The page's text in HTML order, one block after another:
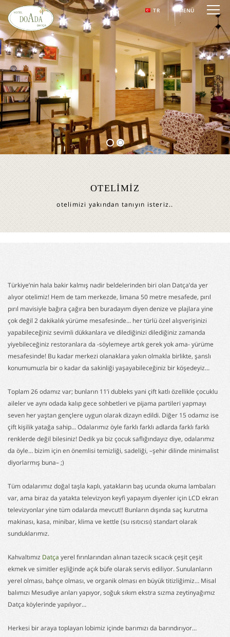
MENÜ
TR
OTELIMIZ
otelimizi yakından tanıyın isteriz..
Türkiye’nin hala bakir kalmış nadir beldelerinden biri olan Datça’da yer
alıyor otelimiz! Hem de tam merkezde, limana 50 metre mesafede, pırıl
pırıl mavisiyle bağıra çağıra ben buradayım diyen denize ve plajlara yine
çok değil 2 dakikalık yürüme mesafesinde… her türlü özel alışverişinizi
yapabileceğiniz sevimli dükkanlara ve dilediğinizi dilediğiniz zamanda
yiyebileceğiniz restoranlara da -söylemeye artık gerek yok ama- yürüme
mesafesinde! Bu kadar merkezi olanaklara yakın olmakla birlikte, şanslı
konumumuzla bir o kadar da sakinliği yaşayabileceğiniz bir köşedeyiz…
Toplam 26 odamız var; bunların 11’i dubleks yani çift katlı özellikle çocuklu
aileler ve aynı odada kalıp gece sohbetleri ve pijama partileri yapmayı
seven her yaştan gençlere uygun olarak dizayn edildi. Diğer 15 odamız ise
çift kişilik yatağa sahip… Odalarımız öyle farklı farklı adlarda farklı farklı
renklerde değil bilesiniz! Dedik ya biz çocuk saflığındayız diye, odalarımız
da öyle… bizim için en önemlisi temizliği, sadeliği, –şehir dilinde minimalist
diyorlarmış buna– ;)
Tüm odalarımız doğal taşla kaplı, yatakların baş ucunda okuma lambaları
var, ama biraz da yatakta televizyon keyfi yapayım diyenler için LCD ekran
televizyonlar yine tüm odalarda mevcut!! Bunların dışında saç kurutma
makinası, kasa, minibar, klima ve kettle (su ısıtıcısı) standart olarak
sunduklarımız.
Kahvaltımız Datça yerel fırınlarından alınan tazecik sıcacık çeşit çeşit
ekmek ve simitler eşliğinde açık büfe olarak servis ediliyor. Sunulanların
yerel olması, bahçe olması, ve organik olması en büyük titizliğimiz… Misal
balımızı Mesudiye arıları yapıyor, soğuk sıkım ekstra sızma zeytinyağımız
Datça köylerinde yapılıyor…
Herkesi bir araya toplayan lobimiz içinde barımızı da barındırıyor…